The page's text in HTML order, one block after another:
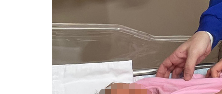
[속보]삼성전자·SK하이닉스 동반 강보합…1%대 상승 출발
[속보]코스닥, 5.95포인트(0.74%) 상승한 807.62개장
[속보]코스피, 6300선 재탈환…1.09% 오른 6365.07 개장
시리아 다마스쿠스 교외에서 미니버스 폭발.. 14명 부상, 3명은
입추에도 극한더위…서울 낮 39도 '폭염중대경보'
이란, 호르무즈서 "적국 목표물들"과 대치로 남부 케슘섬에서